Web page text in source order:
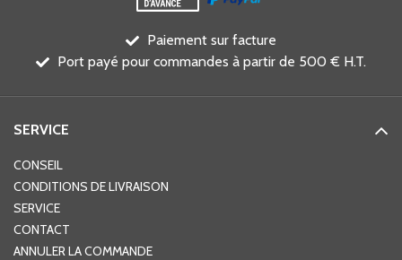
Paiement sur facture
Port payé pour commandes à partir de 500 € H.T.
SERVICE
CONSEIL
CONDITIONS DE LIVRAISON
SERVICE
CONTACT
ANNULER LA COMMANDE